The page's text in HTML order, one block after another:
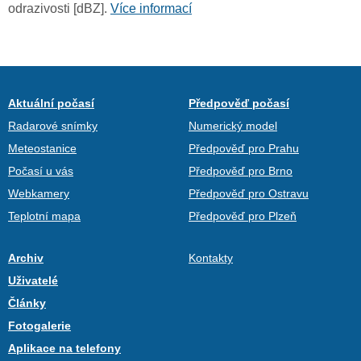
odrazivosti [dBZ]. Více informací
Aktuální počasí
Radarové snímky
Meteostanice
Počasí u vás
Webkamery
Teplotní mapa
Předpověď počasí
Numerický model
Předpověď pro Prahu
Předpověď pro Brno
Předpověď pro Ostravu
Předpověď pro Plzeň
Archiv
Uživatelé
Články
Fotogalerie
Aplikace na telefony
Kontakty